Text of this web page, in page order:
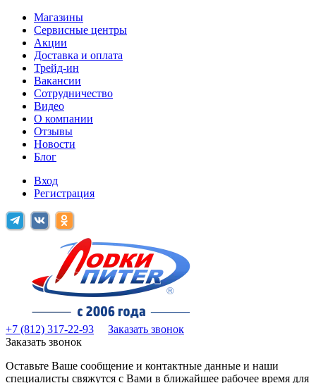
Магазины
Сервисные центры
Акции
Доставка и оплата
Трейд-ин
Вакансии
Сотрудничество
Видео
О компании
Отзывы
Новости
Блог
Вход
Регистрация
+7 (812) 317-22-93
Заказать звонок
Заказать звонок
Оставьте Ваше сообщение и контактные данные и наши
специалисты свяжутся с Вами в ближайшее рабочее время для